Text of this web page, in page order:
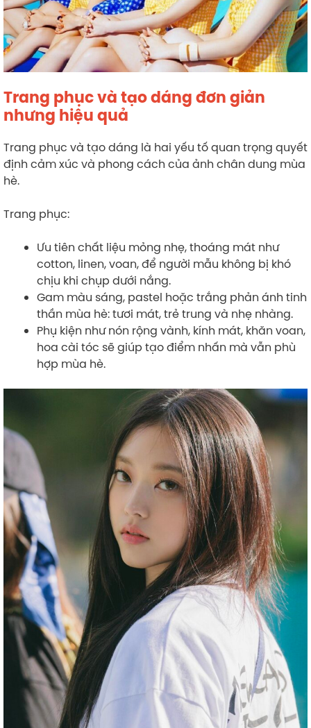
Trang phục và tạo dáng đơn giản
nhưng hiệu quả
Trang phục và tạo dáng là hai yếu tố quan trọng quyết
định cảm xúc và phong cách của ảnh chân dung mùa
hè.
Trang phục:
Ưu tiên chất liệu mỏng nhẹ, thoáng mát như
cotton, linen, voan, để người mẫu không bị khó
chịu khi chụp dưới nắng.
Gam màu sáng, pastel hoặc trắng phản ánh tinh
thần mùa hè: tươi mát, trẻ trung và nhẹ nhàng.
Phụ kiện như nón rộng vành, kính mát, khăn voan,
hoa cài tóc sẽ giúp tạo điểm nhấn mà vẫn phù
hợp mùa hè.